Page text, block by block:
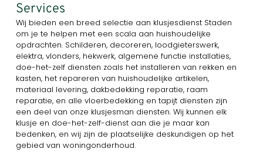
Services
Wij bieden een breed selectie aan klusjesdienst Staden
om je te helpen met een scala aan huishoudelijke
opdrachten. Schilderen, decoreren, loodgieterswerk,
elektra, vlonders, hekwerk, algemene functie installaties,
doe-het-zelf diensten zoals het installeren van rekken en
kasten, het repareren van huishoudelijke artikelen,
materiaal levering, dakbedekking reparatie, raam
reparatie, en alle vloerbedekking en tapijt diensten zijn
een deel van onze klusjesman diensten. Wij kunnen elk
klusje en doe-het-zelf-dienst aan die je maar kan
bedenken, en wij zijn de plaatselijke deskundigen op het
gebied van woningonderhoud.